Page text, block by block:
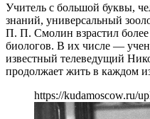
Учитель с большой буквы,
знаний, универсальный
П. П. Смолин взрастил
биологов. В их числе —
известный телеведущий
продолжает жить в каждом
https://kudamoscow.ru/